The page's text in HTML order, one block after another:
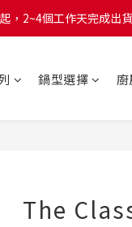
，2~4個工作天完成出貨
，2~4個工作天完成出貨
，2~4個工作天完成出貨
鍋型選擇
The